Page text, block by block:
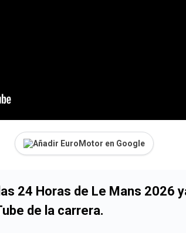
Añadir EuroMotor en Google
24 Horas de Le Mans 2026
de la carrera.